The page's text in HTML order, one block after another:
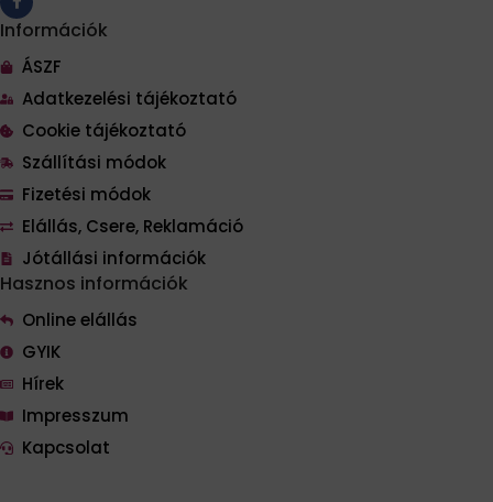
Információk
ÁSZF
Adatkezelési tájékoztató
Cookie tájékoztató
Szállítási módok
Fizetési módok
Elállás, Csere, Reklamáció
Jótállási információk
Hasznos információk
Online elállás
GYIK
Hírek
Impresszum
Kapcsolat